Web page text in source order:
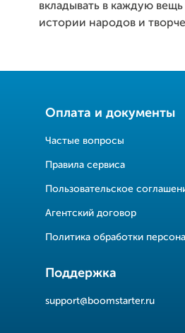
вкладывать в каждую
истории народов и
Оплата и документы
Частые вопросы
Правила сервиса
Пользовательское
Агентский договор
Политика обработки
Поддержка
support@boomstarter.ru